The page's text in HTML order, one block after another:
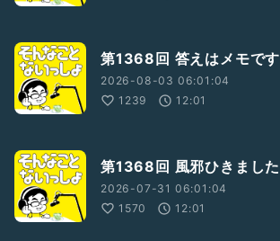
第1368回 答えはメモです
2026-08-03 06:01:04
1239
12:01
第1368回 風邪ひきました
2026-07-31 06:01:04
1570
12:01